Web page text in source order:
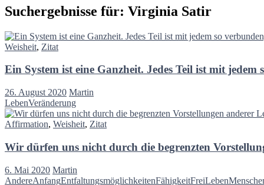
Suchergebnisse für: Virginia Satir
Weisheit, Zitat
Ein System ist eine Ganzheit. Jedes Teil ist mit
26. August 2020 Martin
LebenVeränderung
Affirmation, Weisheit, Zitat
Wir dürfen uns nicht durch die begrenzten
6. Mai 2020 Martin
AndereAnfangEntfaltungsmöglichkeitenFähigkeitFreiLeben